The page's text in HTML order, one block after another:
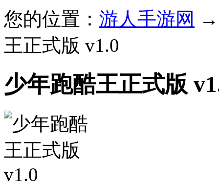
您的位置： 游人手游网
王正式版 v1.0
少年跑酷王正式版